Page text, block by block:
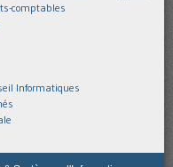
comptables
Informatiques